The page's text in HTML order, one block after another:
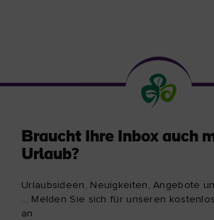
Braucht Ihre Inbox auch
Urlaub?
Urlaubsideen, Neuigkeiten, Angebote
... Melden Sie sich für unseren
an.